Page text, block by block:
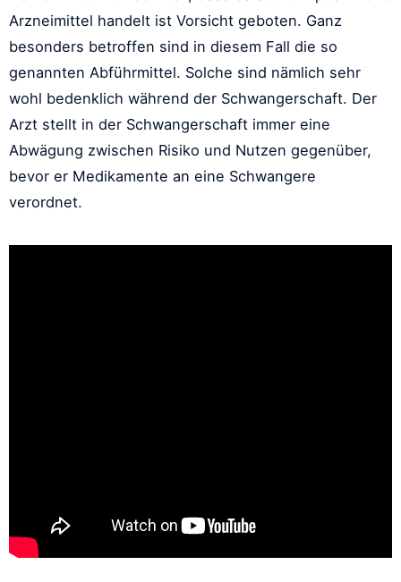
Arzneimittel handelt ist Vorsicht geboten. Ganz
besonders betroffen sind in diesem Fall die so
genannten Abführmittel. Solche sind nämlich sehr
wohl bedenklich während der Schwangerschaft. Der
Arzt stellt in der Schwangerschaft immer eine
Abwägung zwischen Risiko und Nutzen gegenüber,
bevor er Medikamente an eine Schwangere
verordnet.